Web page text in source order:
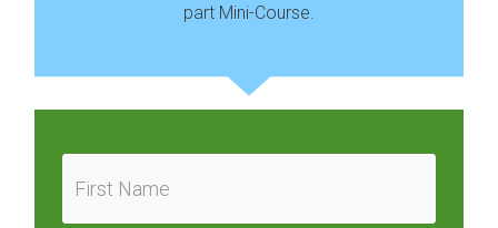
part Mini-Course.